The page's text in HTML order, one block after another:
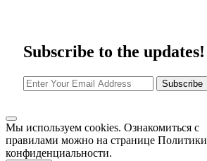
Subscribe to the updates!
Subscribe
Мы используем cookies. Ознакомиться с
правилами можно на странице Политики
конфиденциальности.